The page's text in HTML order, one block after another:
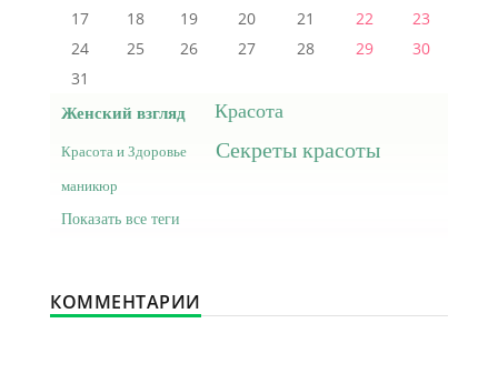
17
18 19 20 21 22
23
24
25 26 27 28 29
30
31
Женский взгляд Красота
Красота и Здоровье Секреты красоты
маникюр
Показать все теги
КОММЕНТАРИИ